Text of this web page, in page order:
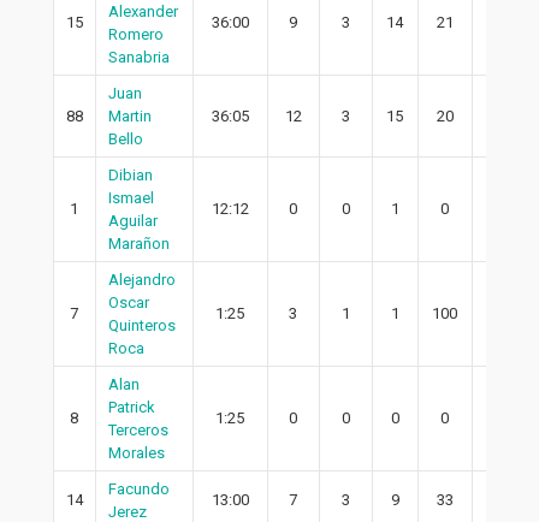
15
Alexander
Romero
Sanabria
36:00 9 3 14 21
88
Juan
Martin
Bello
36:05 12 3 15 20
1
Dibian
Ismael
Aguilar
Marañon
12:12 0 0 1 0
7
Alejandro
Oscar
Quinteros
Roca
1:25 3 1 1 100
8
Alan
Patrick
Terceros
Morales
1:25 0 0 0 0
14
Facundo
Jerez
13:00 7 3 9 33